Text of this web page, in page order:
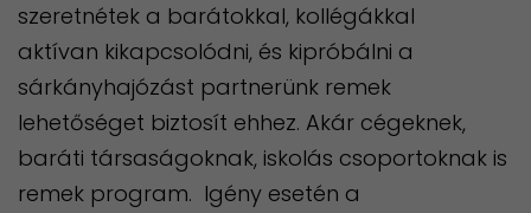
szeretnétek a barátokkal, kollégákkal
aktívan kikapcsolódni, és kipróbálni a
sárkányhajózást partnerünk remek
lehetőséget biztosít ehhez. Akár cégeknek,
baráti társaságoknak, iskolás csoportoknak is
remek program. Igény esetén a